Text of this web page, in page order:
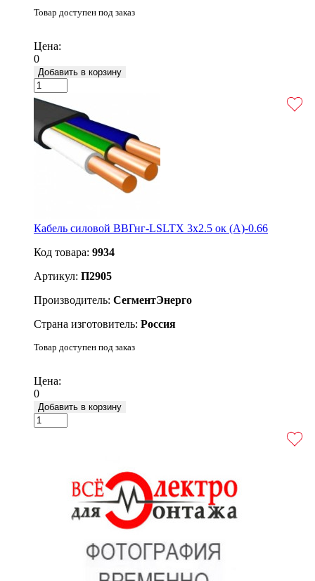
Товар доступен под заказ
Цена:
0
Добавить в корзину
Кабель силовой ВВГнг-LSLTX 3х2.5 ок (А)-0.66
Код товара: 9934
Артикул: П2905
Производитель: СегментЭнерго
Страна изготовитель: Россия
Товар доступен под заказ
Цена:
0
Добавить в корзину